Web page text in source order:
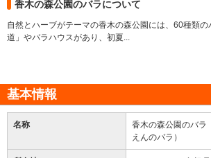
香木の森公園のバラについて
自然とハーブがテーマの香木の森公園には、60種類
道」やバラハウスがあり、初夏...
基本情報
名称
香木の森公園のバラ
えんのバラ）